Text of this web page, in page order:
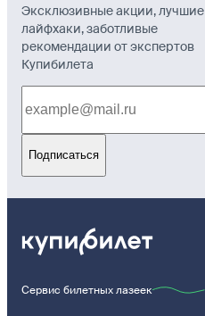
Эксклюзивные акции, лучшие
лайфхаки, заботливые
рекомендации от экспертов
Купибилета
Подписаться
Сервис билетных лазеек